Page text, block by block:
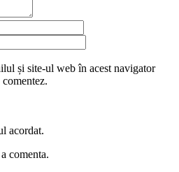
și site-ul web în acest navigator
acordat.
comenta.